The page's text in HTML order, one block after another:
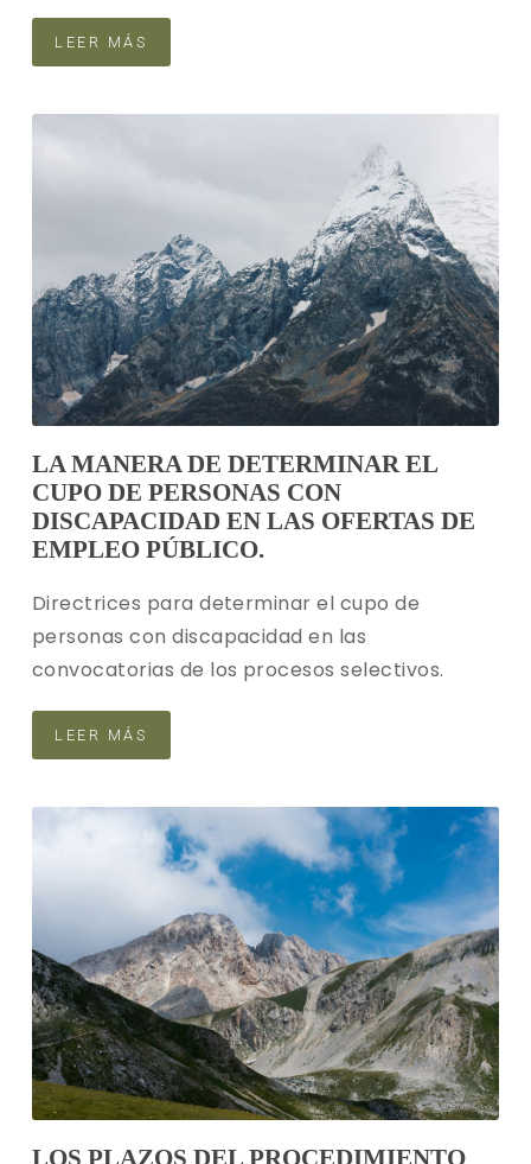
LEER MÁS
LA MANERA DE DETERMINAR EL
CUPO DE PERSONAS CON
DISCAPACIDAD EN LAS OFERTAS DE
EMPLEO PÚBLICO.
Directrices para determinar el cupo de
personas con discapacidad en las
convocatorias de los procesos selectivos.
LEER MÁS
LOS PLAZOS DEL PROCEDIMIENTO